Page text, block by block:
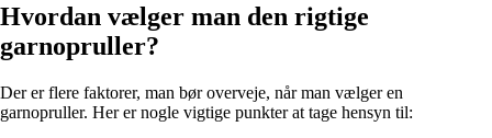
Hvordan vælger man den rigtige
garnopruller?
Der er flere faktorer, man bør overveje, når man vælger en
garnopruller. Her er nogle vigtige punkter at tage hensyn til: